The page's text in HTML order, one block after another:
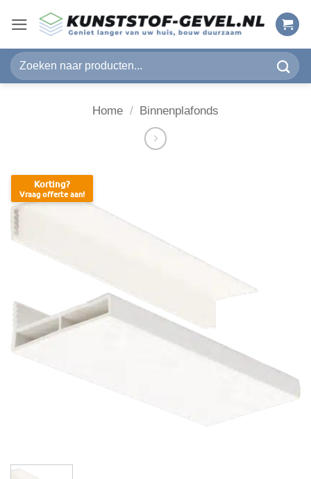
naar
inhoud
Zoeken
naar:
Home / Binnenplafonds
Korting?
Vraag offerte aan!